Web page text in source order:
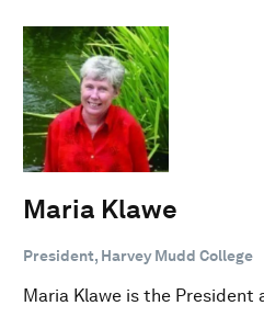
Maria Klawe
President, Harvey Mudd College
Maria Klawe is the President